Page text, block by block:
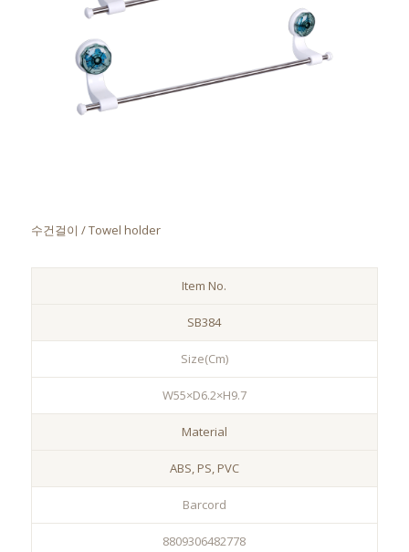
수건걸이 / Towel holder
Item No.
SB384
Size(Cm)
W55×D6.2×H9.7
Material
ABS, PS, PVC
Barcord
8809306482778